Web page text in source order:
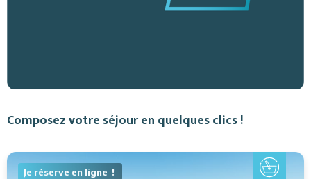
Composez votre séjour en quelques clics !
Je réserve en ligne !